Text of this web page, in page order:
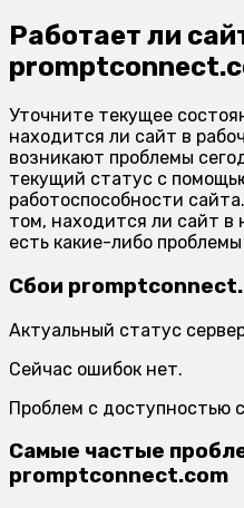
Работает ли
Уточните текущее
находится ли сайт в
возникают проблемы
текущий статус с
работоспособности
том, находится ли сайт
есть какие-либо
Сбои
Актуальный статус
Сейчас ошибок нет.
Проблем с доступностью
Самые частые
promptconnect.com